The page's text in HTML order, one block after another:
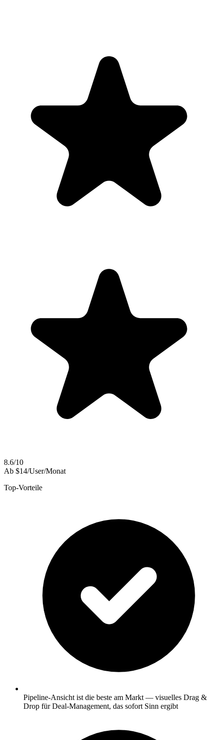
8.6/10
Ab $14/User/Monat
Top-Vorteile
Pipeline-Ansicht ist die beste am Markt — visuelles Drag &
Drop für Deal-Management, das sofort Sinn ergibt